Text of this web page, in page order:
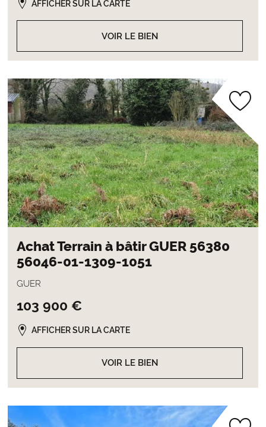
VOIR LE BIEN
AFFICHER SUR LA CARTE
Achat Terrain à bâtir GUER 56380
56046-01-1309-1051
GUER
103 900 €
VOIR LE BIEN
AFFICHER SUR LA CARTE